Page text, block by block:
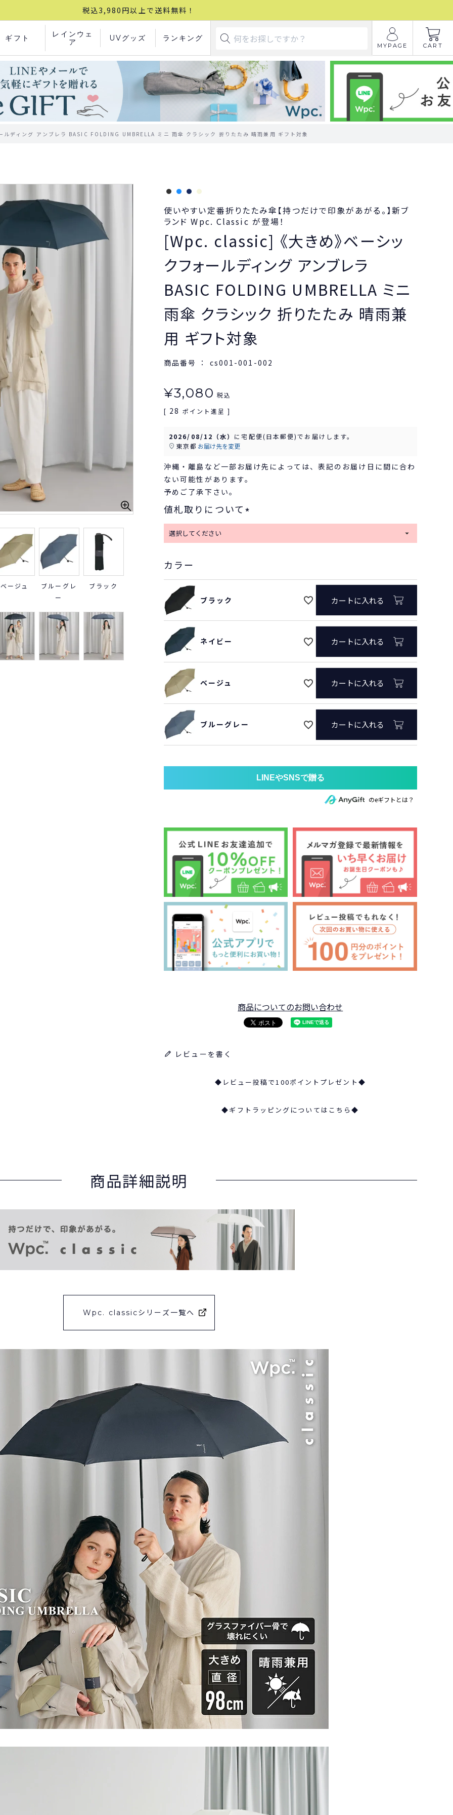
税込3,980円以上で送料無料！
ギフト
レインウェ
ア
UVグッズ ランキング
MYPAGE CART
ィング アンブレラ BASIC FOLDING UMBRELLA ミニ 雨傘 クラシック 折りたたみ 晴雨兼用 ギフト対象
ベージュ
ブルーグレ
ー
ブラック
使いやすい定番折りたたみ傘【持つだけで印象があがる。】新ブ
ランド Wpc. Classic が登場！
[Wpc. classic] 《大きめ》ベーシッ
クフォールディング アンブレラ
BASIC FOLDING UMBRELLA ミニ
雨傘 クラシック 折りたたみ 晴雨兼
用 ギフト対象
商品番号 cs001-001-002
¥3,080 税込
[ 28 ポイント進呈 ]
2026/08/12（水） に宅配便(日本郵便)でお届けします。
東京都 お届け先を変更
沖縄・離島など一部お届け先によっては、表記のお届け日に間に合わ
ない可能性があります。
予めご了承下さい。
値札取りについて
(
必
カラー
ブラック カートに入れる
ネイビー カートに入れる
ベージュ カートに入れる
ブルーグレー カートに入れる
のeギフトとは？
商品についてのお問い合わせ
レビューを書く
◆レビュー投稿で100ポイントプレゼント◆
◆ギフトラッピングについてはこちら◆
商品詳細説明
Wpc. classicシリーズ一覧へ